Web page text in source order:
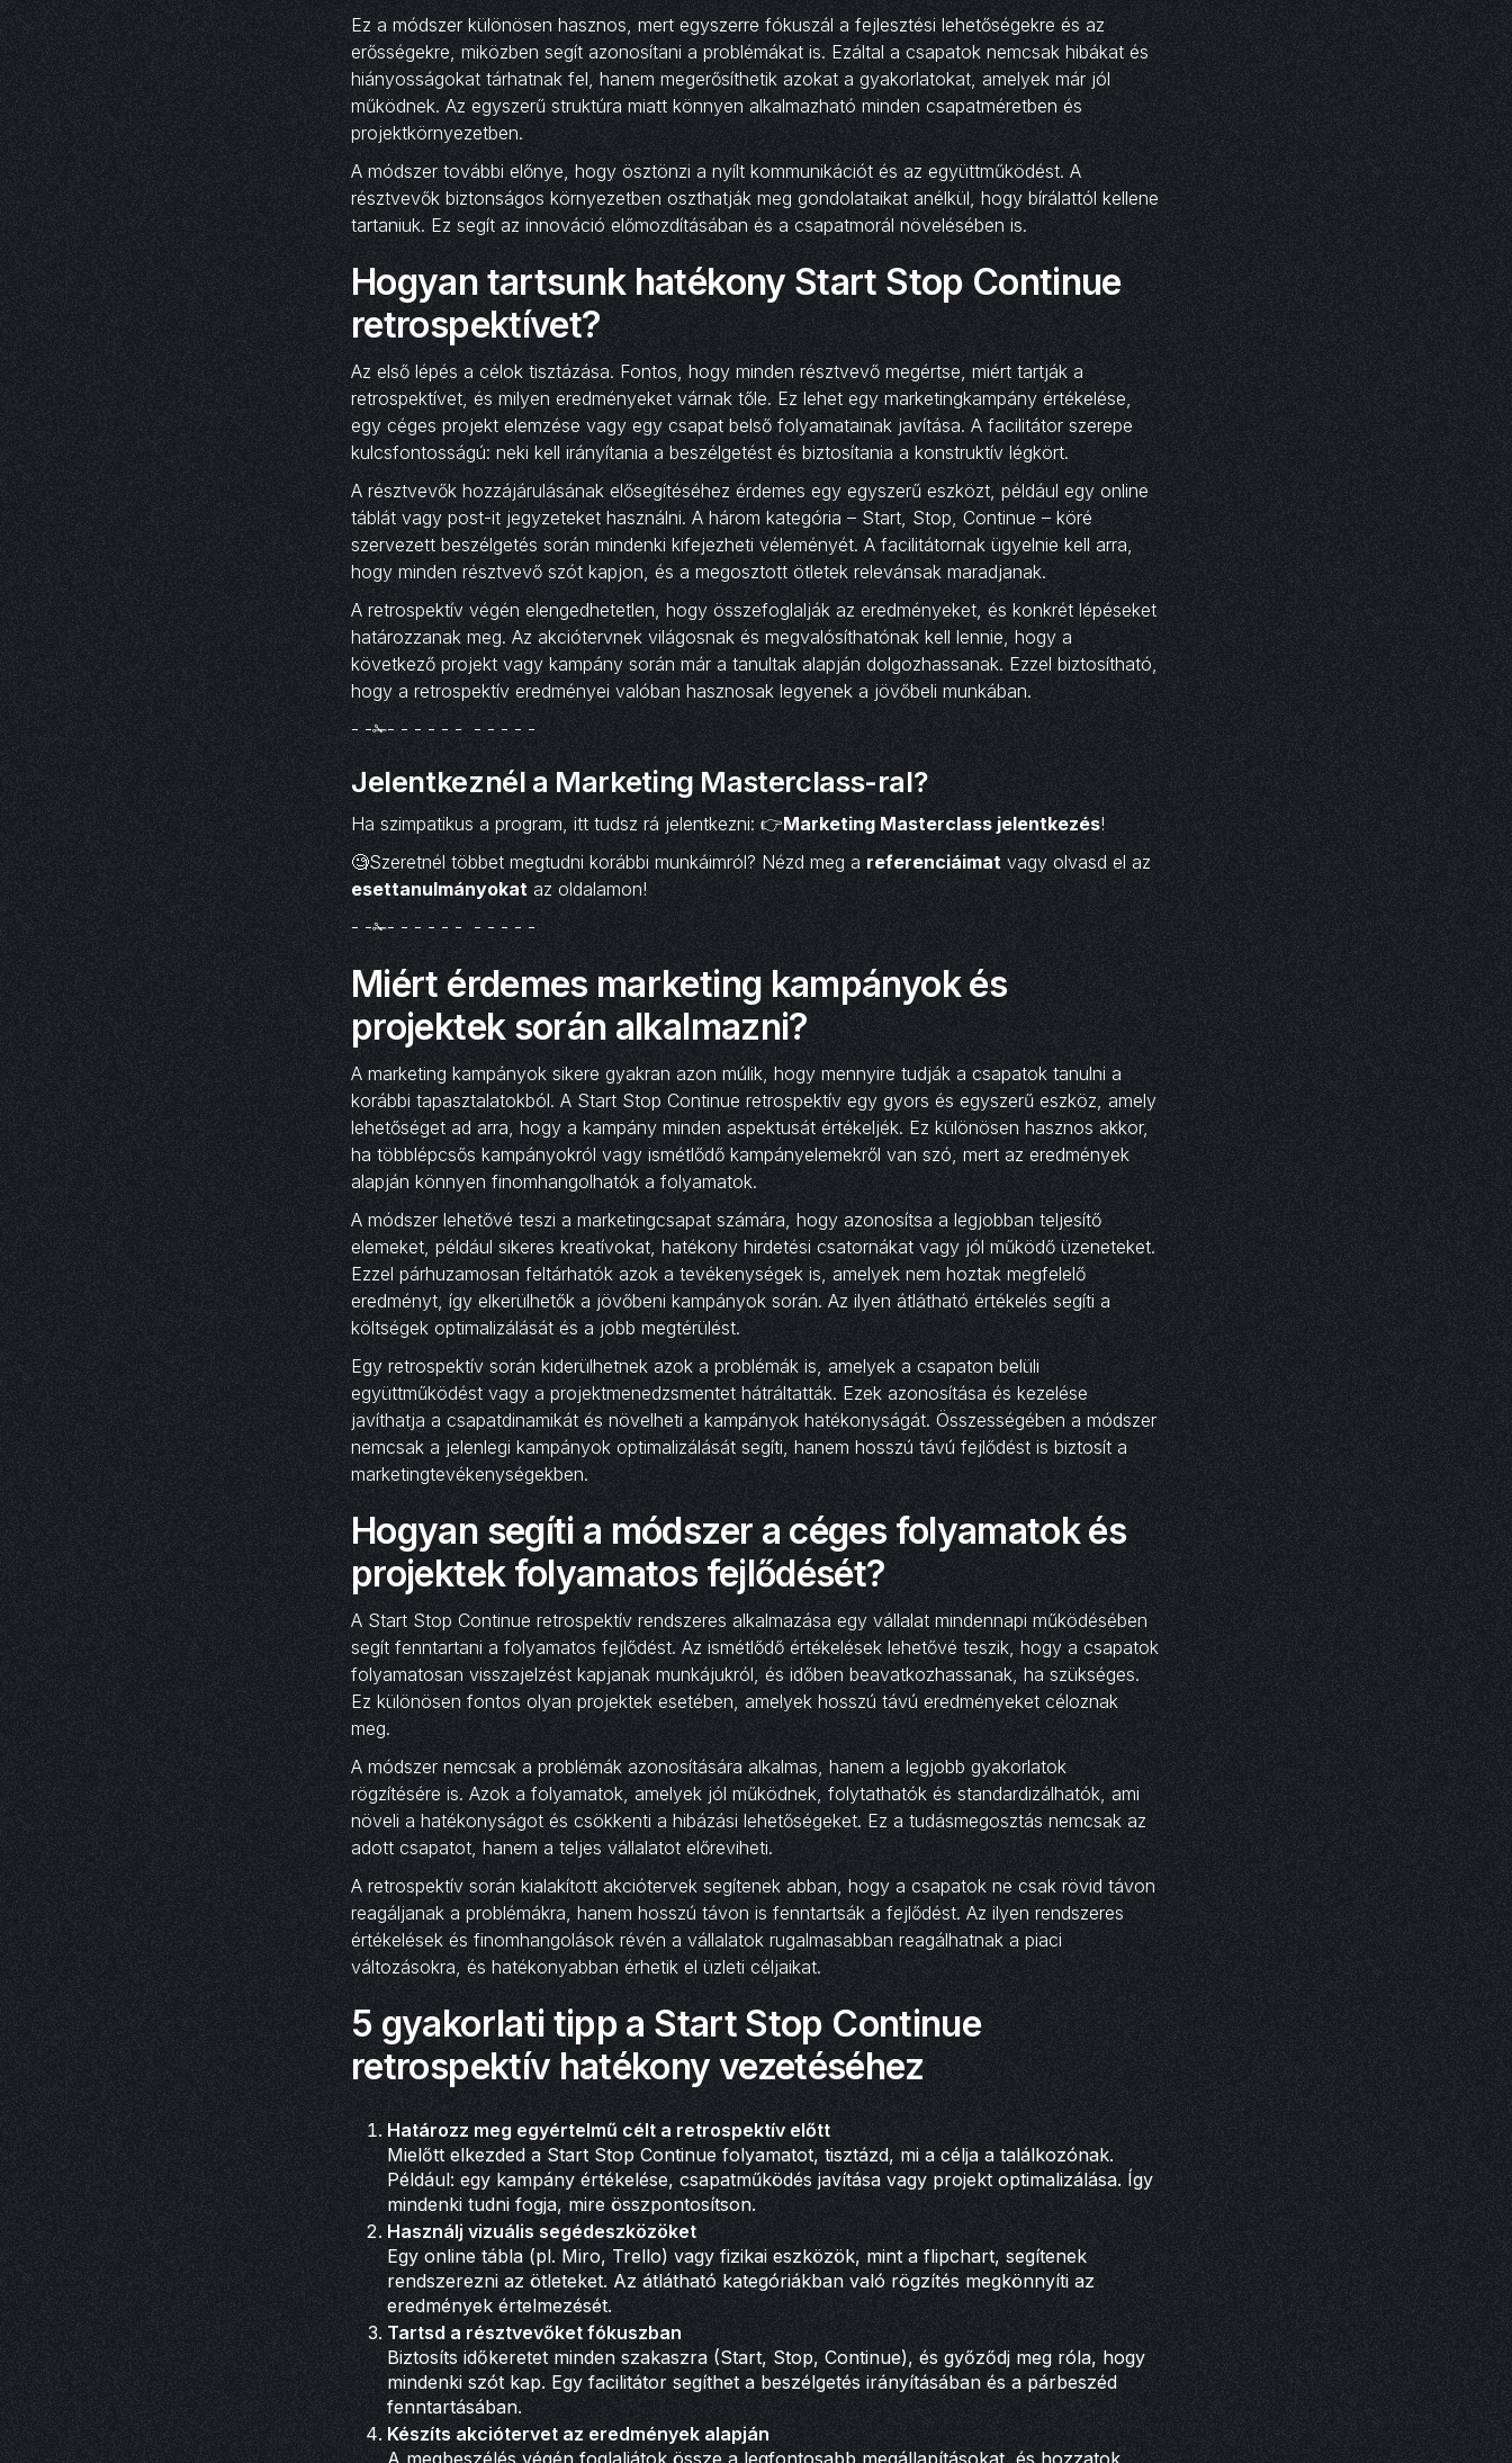
Ez a módszer különösen hasznos, mert egyszerre fókuszál a fejlesztési lehetőségekre és az
erősségekre, miközben segít azonosítani a problémákat is. Ezáltal a csapatok nemcsak hibákat és
hiányosságokat tárhatnak fel, hanem megerősíthetik azokat a gyakorlatokat, amelyek már jól
működnek. Az egyszerű struktúra miatt könnyen alkalmazható minden csapatméretben és
projektkörnyezetben.
A módszer további előnye, hogy ösztönzi a nyílt kommunikációt és az együttműködést. A
résztvevők biztonságos környezetben oszthatják meg gondolataikat anélkül, hogy bírálattól kellene
tartaniuk. Ez segít az innováció előmozdításában és a csapatmorál növelésében is.
Hogyan tartsunk hatékony Start Stop Continue
retrospektívet?
Az első lépés a célok tisztázása. Fontos, hogy minden résztvevő megértse, miért tartják a
retrospektívet, és milyen eredményeket várnak tőle. Ez lehet egy marketingkampány értékelése,
egy céges projekt elemzése vagy egy csapat belső folyamatainak javítása. A facilitátor szerepe
kulcsfontosságú: neki kell irányítania a beszélgetést és biztosítania a konstruktív légkört.
A résztvevők hozzájárulásának elősegítéséhez érdemes egy egyszerű eszközt, például egy online
táblát vagy post-it jegyzeteket használni. A három kategória – Start, Stop, Continue – köré
szervezett beszélgetés során mindenki kifejezheti véleményét. A facilitátornak ügyelnie kell arra,
hogy minden résztvevő szót kapjon, és a megosztott ötletek relevánsak maradjanak.
A retrospektív végén elengedhetetlen, hogy összefoglalják az eredményeket, és konkrét lépéseket
határozzanak meg. Az akciótervnek világosnak és megvalósíthatónak kell lennie, hogy a
következő projekt vagy kampány során már a tanultak alapján dolgozhassanak. Ezzel biztosítható,
hogy a retrospektív eredményei valóban hasznosak legyenek a jövőbeli munkában.
- -✁- - - - - - - - - - -
Jelentkeznél a Marketing Masterclass-ral?
Ha szimpatikus a program, itt tudsz rá jelentkezni: 👉Marketing Masterclass jelentkezés!
🧐Szeretnél többet megtudni korábbi munkáimról? Nézd meg a referenciáimat vagy olvasd el az
esettanulmányokat az oldalamon!
- -✁- - - - - - - - - - -
Miért érdemes marketing kampányok és
projektek során alkalmazni?
A marketing kampányok sikere gyakran azon múlik, hogy mennyire tudják a csapatok tanulni a
korábbi tapasztalatokból. A Start Stop Continue retrospektív egy gyors és egyszerű eszköz, amely
lehetőséget ad arra, hogy a kampány minden aspektusát értékeljék. Ez különösen hasznos akkor,
ha többlépcsős kampányokról vagy ismétlődő kampányelemekről van szó, mert az eredmények
alapján könnyen finomhangolhatók a folyamatok.
A módszer lehetővé teszi a marketingcsapat számára, hogy azonosítsa a legjobban teljesítő
elemeket, például sikeres kreatívokat, hatékony hirdetési csatornákat vagy jól működő üzeneteket.
Ezzel párhuzamosan feltárhatók azok a tevékenységek is, amelyek nem hoztak megfelelő
eredményt, így elkerülhetők a jövőbeni kampányok során. Az ilyen átlátható értékelés segíti a
költségek optimalizálását és a jobb megtérülést.
Egy retrospektív során kiderülhetnek azok a problémák is, amelyek a csapaton belüli
együttműködést vagy a projektmenedzsmentet hátráltatták. Ezek azonosítása és kezelése
javíthatja a csapatdinamikát és növelheti a kampányok hatékonyságát. Összességében a módszer
nemcsak a jelenlegi kampányok optimalizálását segíti, hanem hosszú távú fejlődést is biztosít a
marketingtevékenységekben.
Hogyan segíti a módszer a céges folyamatok és
projektek folyamatos fejlődését?
A Start Stop Continue retrospektív rendszeres alkalmazása egy vállalat mindennapi működésében
segít fenntartani a folyamatos fejlődést. Az ismétlődő értékelések lehetővé teszik, hogy a csapatok
folyamatosan visszajelzést kapjanak munkájukról, és időben beavatkozhassanak, ha szükséges.
Ez különösen fontos olyan projektek esetében, amelyek hosszú távú eredményeket céloznak
meg.
A módszer nemcsak a problémák azonosítására alkalmas, hanem a legjobb gyakorlatok
rögzítésére is. Azok a folyamatok, amelyek jól működnek, folytathatók és standardizálhatók, ami
növeli a hatékonyságot és csökkenti a hibázási lehetőségeket. Ez a tudásmegosztás nemcsak az
adott csapatot, hanem a teljes vállalatot előreviheti.
A retrospektív során kialakított akciótervek segítenek abban, hogy a csapatok ne csak rövid távon
reagáljanak a problémákra, hanem hosszú távon is fenntartsák a fejlődést. Az ilyen rendszeres
értékelések és finomhangolások révén a vállalatok rugalmasabban reagálhatnak a piaci
változásokra, és hatékonyabban érhetik el üzleti céljaikat.
5 gyakorlati tipp a Start Stop Continue
retrospektív hatékony vezetéséhez
Határozz meg egyértelmű célt a retrospektív előtt
Mielőtt elkezded a Start Stop Continue folyamatot, tisztázd, mi a célja a találkozónak.
Például: egy kampány értékelése, csapatműködés javítása vagy projekt optimalizálása. Így
mindenki tudni fogja, mire összpontosítson.
Használj vizuális segédeszközöket
Egy online tábla (pl. Miro, Trello) vagy fizikai eszközök, mint a flipchart, segítenek
rendszerezni az ötleteket. Az átlátható kategóriákban való rögzítés megkönnyíti az
eredmények értelmezését.
Tartsd a résztvevőket fókuszban
Biztosíts időkeretet minden szakaszra (Start, Stop, Continue), és győződj meg róla, hogy
mindenki szót kap. Egy facilitátor segíthet a beszélgetés irányításában és a párbeszéd
fenntartásában.
Készíts akciótervet az eredmények alapján